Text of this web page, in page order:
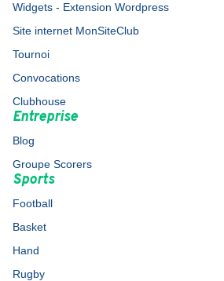
Widgets - Extension Wordpress
Site internet MonSiteClub
Tournoi
Convocations
Clubhouse
Entreprise
Blog
Groupe Scorers
Sports
Football
Basket
Hand
Rugby